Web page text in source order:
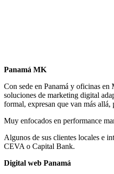
Panamá MK
Con sede en Panamá y oficinas
soluciones de marketing digital
formal, expresan que van más allá,
Muy enfocados en performance
Algunos de sus clientes locales e
CEVA o Capital Bank.
Digital web Panamá